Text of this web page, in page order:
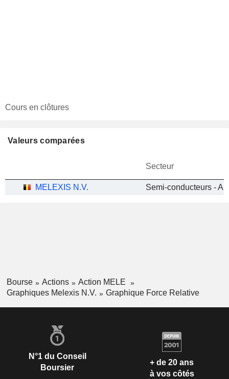
Cours en clôtures
Valeurs comparées
Secteur
MELEXIS N.V. Semi-conducteurs -
Bourse Actions
Action MELE
Graphiques Melexis N.V.
Graphique Force Relative
N°1 du Conseil
Boursier
+ de 20 ans
à vos côtés